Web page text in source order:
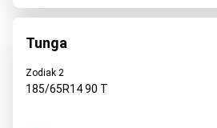
Tunga
Zodiak 2
185/65R1490 T